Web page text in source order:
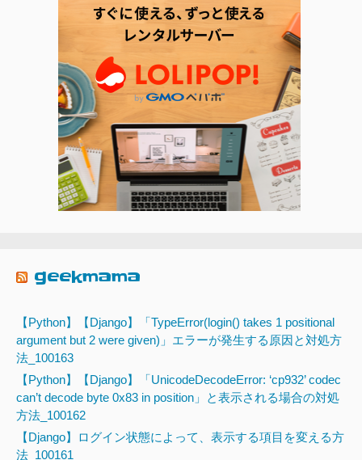
geekmama
【Python】【Django】「TypeError(login() takes 1 positional
argument but 2 were given)」エラーが発生する原因と対処方
法_100163
【Python】【Django】「UnicodeDecodeError: ‘cp932’ codec
can’t decode byte 0x83 in position」と表示される場合の対処
方法_100162
【Django】ログイン状態によって、表示する項目を変える方
法_100161